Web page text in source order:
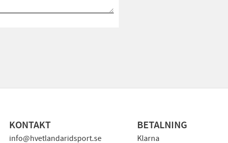
KONTAKT
info@hvetlandaridsport.se
BETALNING
Klarna